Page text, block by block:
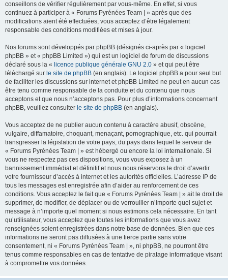
conseillons de vérifier régulièrement par vous-même. En effet, si vous
continuez à participer à « Forums Pyrénées Team | » après que des
modifications aient été effectuées, vous acceptez d’être légalement
responsable des conditions modifiées et mises à jour.
Nos forums sont développés par phpBB (désignés ci-après par « logiciel
phpBB » et « phpBB Limited ») qui est un logiciel de forum de discussions
déclaré sous la « licence publique générale GNU 2.0 » et qui peut être
téléchargé sur le site de phpBB (en anglais). Le logiciel phpBB a pour seul but
de faciliter les discussions sur internet et phpBB Limited ne peut en aucun cas
être tenu comme responsable de la conduite et du contenu que nous
acceptons et que nous n’acceptons pas. Pour plus d’informations concernant
phpBB, veuillez consulter le site de phpBB (en anglais).
Vous acceptez de ne publier aucun contenu à caractère abusif, obscène,
vulgaire, diffamatoire, choquant, menaçant, pornographique, etc. qui pourrait
transgresser la législation de votre pays, du pays dans lequel le serveur de
« Forums Pyrénées Team | » est hébergé ou encore la loi internationale. Si
vous ne respectez pas ces dispositions, vous vous exposez à un
bannissement immédiat et définitif et nous nous réservons le droit d’avertir
votre fournisseur d’accès à internet et les autorités officielles. L’adresse IP de
tous les messages est enregistrée afin d’aider au renforcement de ces
conditions. Vous acceptez le fait que « Forums Pyrénées Team | » ait le droit de
supprimer, de modifier, de déplacer ou de verrouiller n’importe quel sujet et
message à n’importe quel moment si nous estimons cela nécessaire. En tant
qu’utilisateur, vous acceptez que toutes les informations que vous avez
renseignées soient enregistrées dans notre base de données. Bien que ces
informations ne seront pas diffusées à une tierce partie sans votre
consentement, ni « Forums Pyrénées Team | », ni phpBB, ne pourront être
tenus comme responsables en cas de tentative de piratage informatique visant
à compromettre vos données.